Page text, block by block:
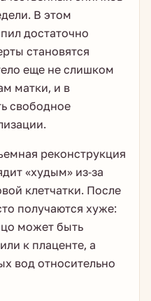
В этом
достаточно
становятся
еще не слишком
матки, и в
свободное
реконструкция
«худым» из-за
клетчатки. После
получаются хуже:
может быть
к плаценте, а
вод относительно